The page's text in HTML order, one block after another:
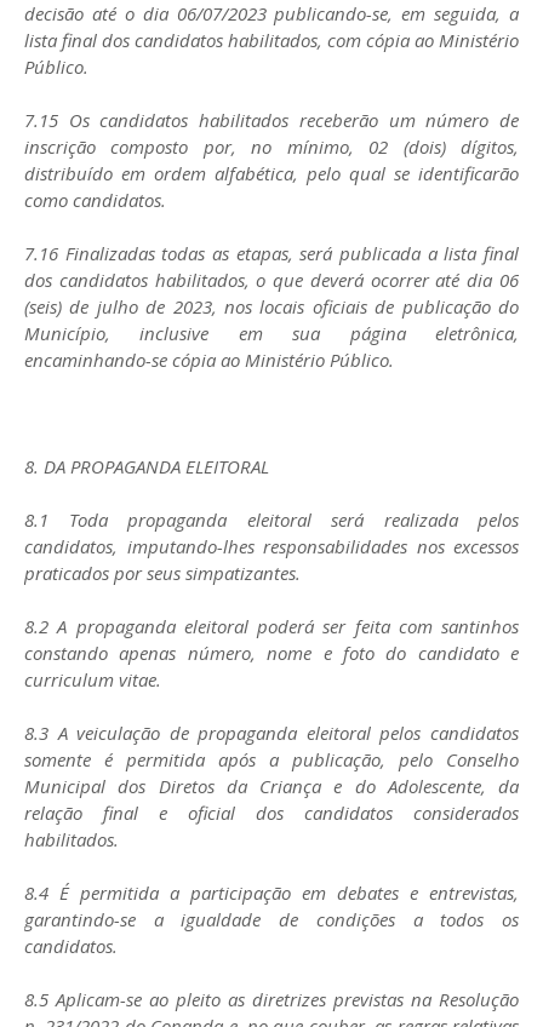
decisão até o dia 06/07/2023 publicando-se, em seguida, a
lista final dos candidatos habilitados, com cópia ao Ministério
Público.
7.15 Os candidatos habilitados receberão um número de
inscrição composto por, no mínimo, 02 (dois) dígitos,
distribuído em ordem alfabética, pelo qual se identificarão
como candidatos.
7.16 Finalizadas todas as etapas, será publicada a lista final
dos candidatos habilitados, o que deverá ocorrer até dia 06
(seis) de julho de 2023, nos locais oficiais de publicação do
Município, inclusive em sua página eletrônica,
encaminhando-se cópia ao Ministério Público.
8. DA PROPAGANDA ELEITORAL
8.1 Toda propaganda eleitoral será realizada pelos
candidatos, imputando-lhes responsabilidades nos excessos
praticados por seus simpatizantes.
8.2 A propaganda eleitoral poderá ser feita com santinhos
constando apenas número, nome e foto do candidato e
curriculum vitae.
8.3 A veiculação de propaganda eleitoral pelos candidatos
somente é permitida após a publicação, pelo Conselho
Municipal dos Diretos da Criança e do Adolescente, da
relação final e oficial dos candidatos considerados
habilitados.
8.4 É permitida a participação em debates e entrevistas,
garantindo-se a igualdade de condições a todos os
candidatos.
8.5 Aplicam-se ao pleito as diretrizes previstas na Resolução